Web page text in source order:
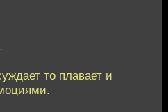
то плавает и